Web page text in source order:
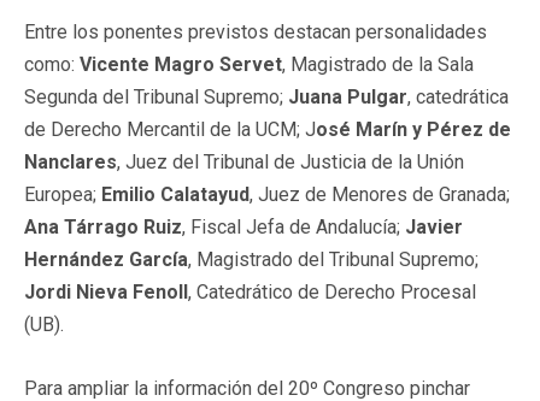
Entre los ponentes previstos destacan personalidades
como: Vicente Magro Servet, Magistrado de la Sala
Segunda del Tribunal Supremo; Juana Pulgar, catedrática
de Derecho Mercantil de la UCM; José Marín y Pérez de
Nanclares, Juez del Tribunal de Justicia de la Unión
Europea; Emilio Calatayud, Juez de Menores de Granada;
Ana Tárrago Ruiz, Fiscal Jefa de Andalucía; Javier
Hernández García, Magistrado del Tribunal Supremo;
Jordi Nieva Fenoll, Catedrático de Derecho Procesal
(UB).
Para ampliar la información del 20º Congreso pinchar